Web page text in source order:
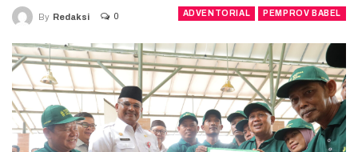
ADVENTORIAL PEMPROV BABEL
By Redaksi 0